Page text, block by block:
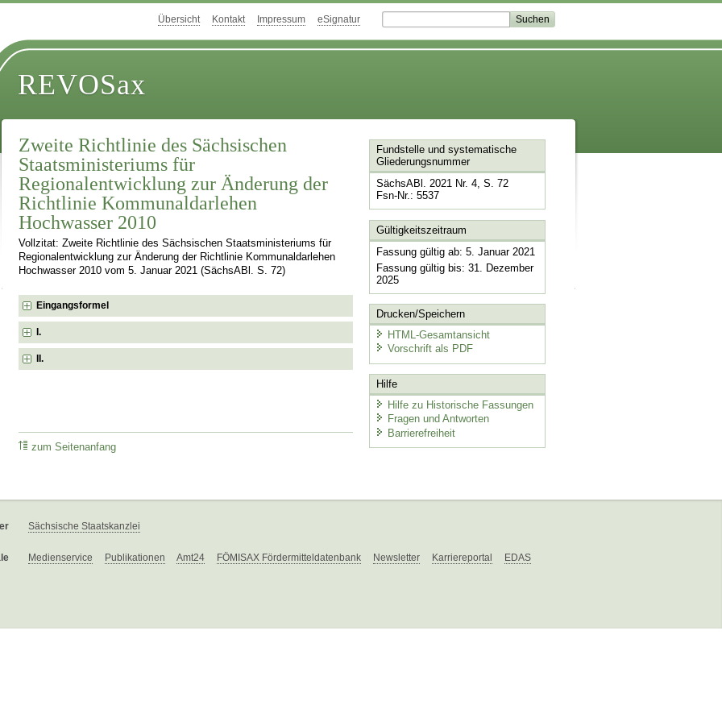
Übersicht Kontakt Impressum eSignatur
REVOSax
Zweite Richtlinie des Sächsischen
Staatsministeriums für
Regionalentwicklung zur Änderung der
Richtlinie Kommunaldarlehen
Hochwasser 2010
Vollzitat: Zweite Richtlinie des Sächsischen Staatsministeriums für
Regionalentwicklung zur Änderung der Richtlinie Kommunaldarlehen
Hochwasser 2010 vom 5. Januar 2021 (SächsABl. S. 72)
Eingangsformel
I.
II.
zum Seitenanfang
Fundstelle und systematische
Gliederungsnummer
SächsABl. 2021 Nr. 4, S. 72
Fsn-Nr.: 5537
Gültigkeitszeitraum
Fassung gültig ab: 5. Januar 2021
Fassung gültig bis: 31. Dezember
2025
Drucken/Speichern
HTML-Gesamtansicht
Vorschrift als PDF
Hilfe
Hilfe zu Historische Fassungen
Fragen und Antworten
Barrierefreiheit
Sächsische Staatskanzlei
Medienservice Publikationen Amt24 FÖMISAX Fördermitteldatenbank Newsletter Karriereportal EDAS